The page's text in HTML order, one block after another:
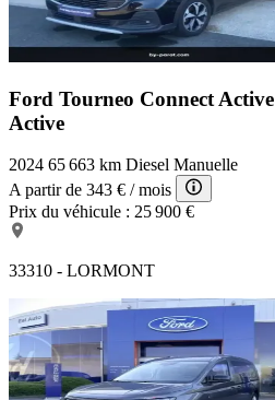
Ford Tourneo Connect Active
Active
2024 65 663 km Diesel Manuelle
A partir de 343 € / mois
Prix du véhicule : 25 900 €
33310 - LORMONT